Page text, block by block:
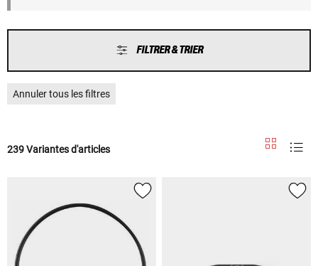
FILTRER & TRIER
Annuler tous les filtres
239 Variantes d'articles